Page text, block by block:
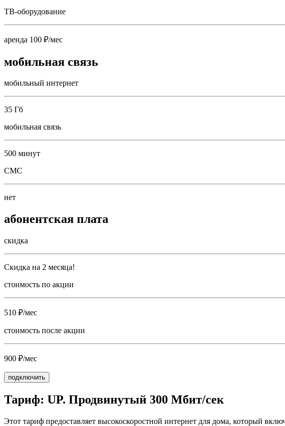
ТВ-оборудование
аренда 100 ₽/мес
мобильная связь
мобильный интернет
35 Гб
мобильная связь
500 минут
СМС
нет
абонентская плата
скидка
Скидка на 2 месяца!
стоимость по акции
510 ₽/мес
стоимость после акции
900 ₽/мес
подключить
Тариф: UP. Продвинутый 300 Мбит/сек
Этот тариф предоставляет высокоскоростной интернет для дома, который